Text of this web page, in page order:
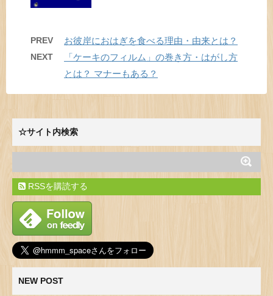
PREV お彼岸におはぎを食べる理由・由来とは？
NEXT
「ケーキのフィルム」の巻き方・はがし方
とは？ マナーもある？
☆サイト内検索
RSSを購読する
NEW POST